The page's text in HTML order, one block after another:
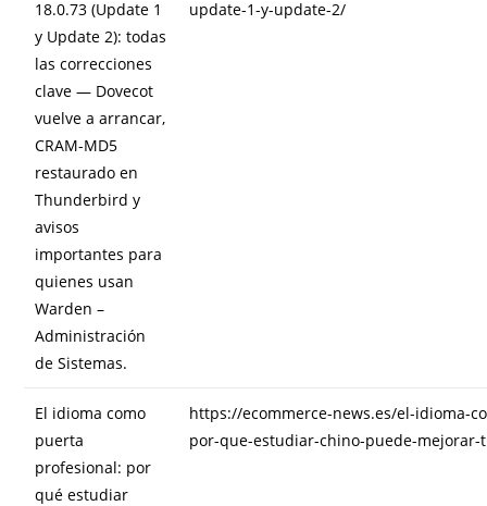
18.0.73 (Update 1
y Update 2): todas
las correcciones
clave — Dovecot
vuelve a arrancar,
CRAM-MD5
restaurado en
Thunderbird y
avisos
importantes para
quienes usan
Warden –
Administración
de Sistemas.
update-1-y-update-2/
El idioma como
puerta
profesional: por
qué estudiar
https://ecommerce-news.es/el-idioma-
por-que-estudiar-chino-puede-